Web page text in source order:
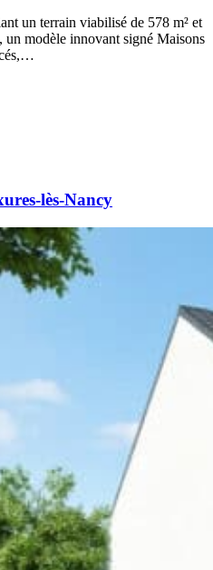
un terrain viabilisé de 578 m² et
modèle innovant signé Maisons
lès-Nancy